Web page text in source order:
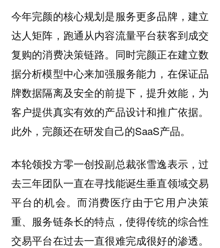
今年完颜的核心规划是服务更多品牌，建立
达人矩阵，跑通从内容流量平台获客到成交
复购的消费决策链路。同时完颜正在建立数
据分析模型中心来加强服务能力，在保证品
牌数据隔离及安全的前提下，提升效能，为
客户提供真实有效的产品设计和推广依据。
此外，完颜还在研发自己的SaaS产品。
本轮领投方零一创投副总裁张雪逸表示，过
去三年团队一直在寻找能诞生垂直领域交易
平台的机会。而消费医疗由于它用户决策
重、服务链条长的特点，使得传统的综合性
交易平台在过去一直很难完成很好的渗透。